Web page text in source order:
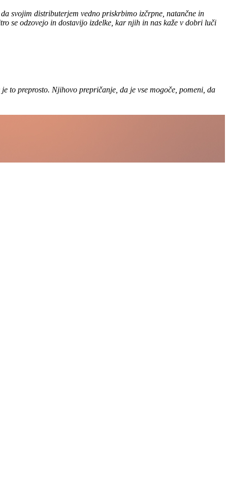
svojim distributerjem vedno priskrbimo izčrpne, natančne in
se odzovejo in dostavijo izdelke, kar njih in nas kaže v dobri luči
to preprosto. Njihovo prepričanje, da je vse mogoče, pomeni, da